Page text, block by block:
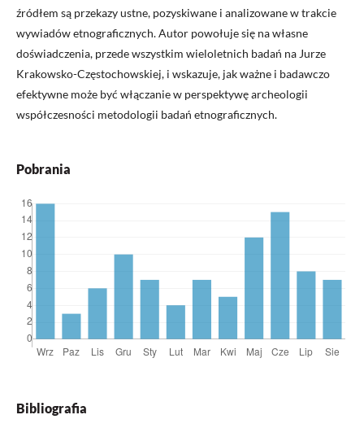
źródłem są przekazy ustne, pozyskiwane i analizowane w trakcie
wywiadów etnograficznych. Autor powołuje się na własne
doświadczenia, przede wszystkim wieloletnich badań na Jurze
Krakowsko-Częstochowskiej, i wskazuje, jak ważne i badawczo
efektywne może być włączanie w perspektywę archeologii
współczesności metodologii badań etnograficznych.
Pobrania
Bibliografia